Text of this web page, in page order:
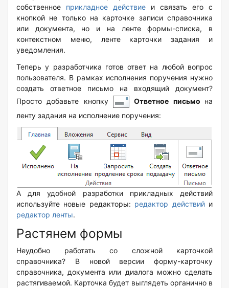
собственное прикладное действие и связать его с
кнопкой не только на карточке записи справочника
или документа, но и на ленте формы-списка, в
контекстном меню, ленте карточки задания и
уведомления.
Теперь у разработчика готов ответ на любой вопрос
пользователя. В рамках исполнения поручения нужно
создать ответное письмо на входящий документ?
Просто добавьте кнопку
Ответное письмо на
ленту задания на исполнение поручения:
А для удобной разработки прикладных действий
используйте новые редакторы: редактор действийи
редактор ленты.
Растянем формы
Неудобно работать со сложной карточкой
справочника? В новой версии форму-карточку
справочника, документа или диалога можно сделать
растягиваемой. Карточка будет выглядеть органично в